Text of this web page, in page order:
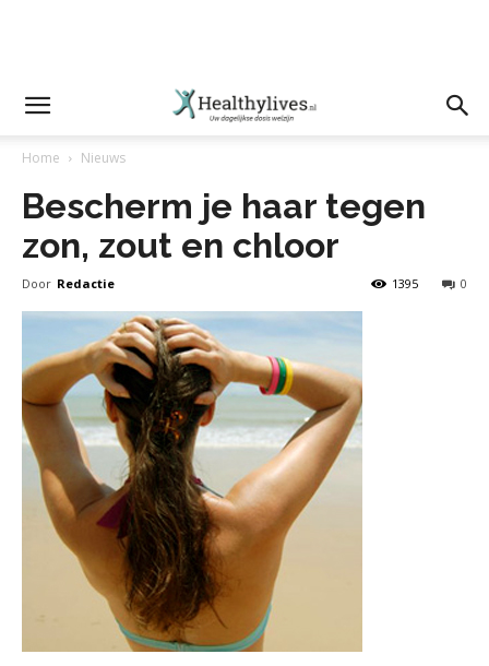
Home Nieuws
Bescherm je haar tegen
zon, zout en chloor
Door Redactie 0
1395